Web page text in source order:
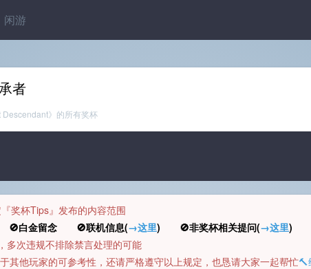
闲游
者
Descendant》的所有奖杯
奖杯Tips』发布的内容范围
白金留念 🚫联机信息(→这里) 🚫非奖杯相关提问(→这里)
多次违规不排除禁言处理的可能
其他玩家的可参考性，还请严格遵守以上规定，也恳请大家一起帮忙